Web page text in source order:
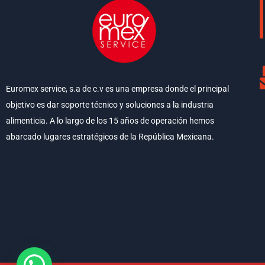
Euromex service, s.a de c.v es una empresa donde el principal
objetivo es dar soporte técnico y soluciones a la industria
alimenticia. A lo largo de los 15 años de operación hemos
abarcado lugares estratégicos de la República Mexicana.